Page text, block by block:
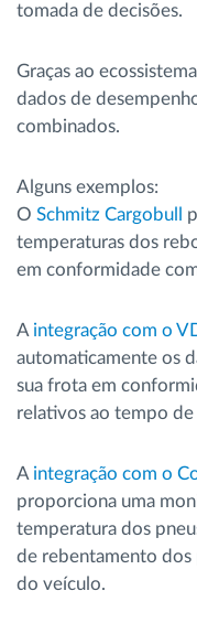
tomada de decisões.
Graças ao
dados de
combinados.
Alguns exemplos:
O Schmitz Cargobull
temperaturas dos
em conformidade
A integração com o
automaticamente os
sua frota em
relativos ao tempo de
A integração com o
proporciona uma
temperatura dos
de rebentamento dos
do veículo.